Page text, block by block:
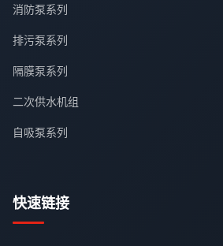
消防泵系列
排污泵系列
隔膜泵系列
二次供水机组
自吸泵系列
快速链接